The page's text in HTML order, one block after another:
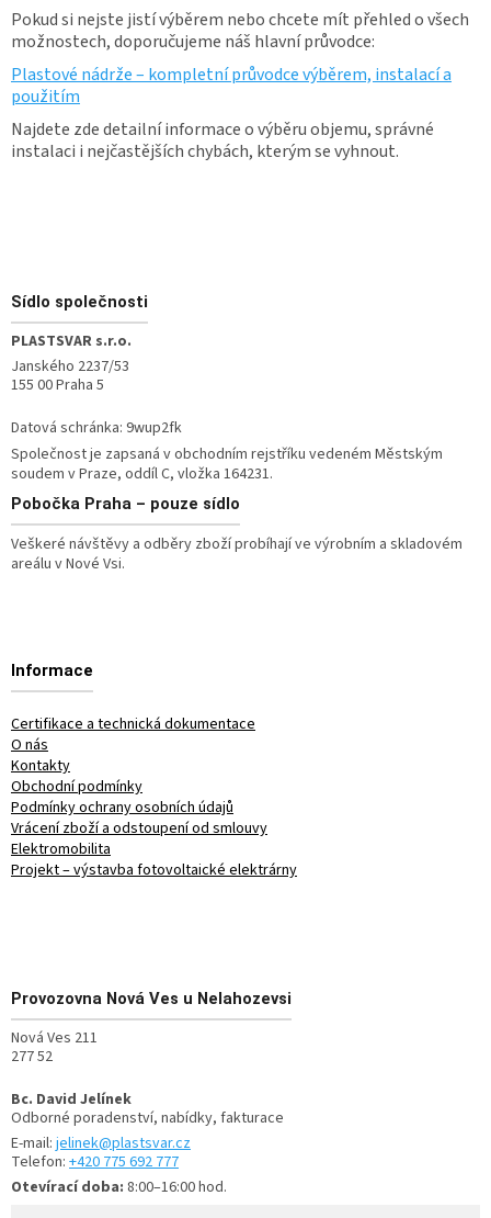
Pokud si nejste jistí výběrem nebo chcete mít přehled o všech
možnostech, doporučujeme náš hlavní průvodce:
Plastové nádrže – kompletní průvodce výběrem, instalací a
použitím
Najdete zde detailní informace o výběru objemu, správné
instalaci i nejčastějších chybách, kterým se vyhnout.
Sídlo společnosti
PLASTSVAR s.r.o.
Janského 2237/53
155 00 Praha 5
Datová schránka: 9wup2fk
Společnost je zapsaná v obchodním rejstříku vedeném Městským
soudem v Praze, oddíl C, vložka 164231.
Pobočka Praha – pouze sídlo
Veškeré návštěvy a odběry zboží probíhají ve výrobním a skladovém
areálu v Nové Vsi.
Informace
Certifikace a technická dokumentace
O nás
Kontakty
Obchodní podmínky
Podmínky ochrany osobních údajů
Vrácení zboží a odstoupení od smlouvy
Elektromobilita
Projekt – výstavba fotovoltaické elektrárny
Provozovna Nová Ves u Nelahozevsi
Nová Ves 211
277 52
Bc. David Jelínek
Odborné poradenství, nabídky, fakturace
E-mail: jelinek@plastsvar.cz
Telefon: +420 775 692 777
Otevírací doba: 8:00–16:00 hod.